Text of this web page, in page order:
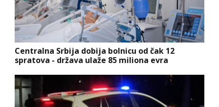
Centralna Srbija dobija bolnicu od čak 12
spratova - država ulaže 85 miliona evra